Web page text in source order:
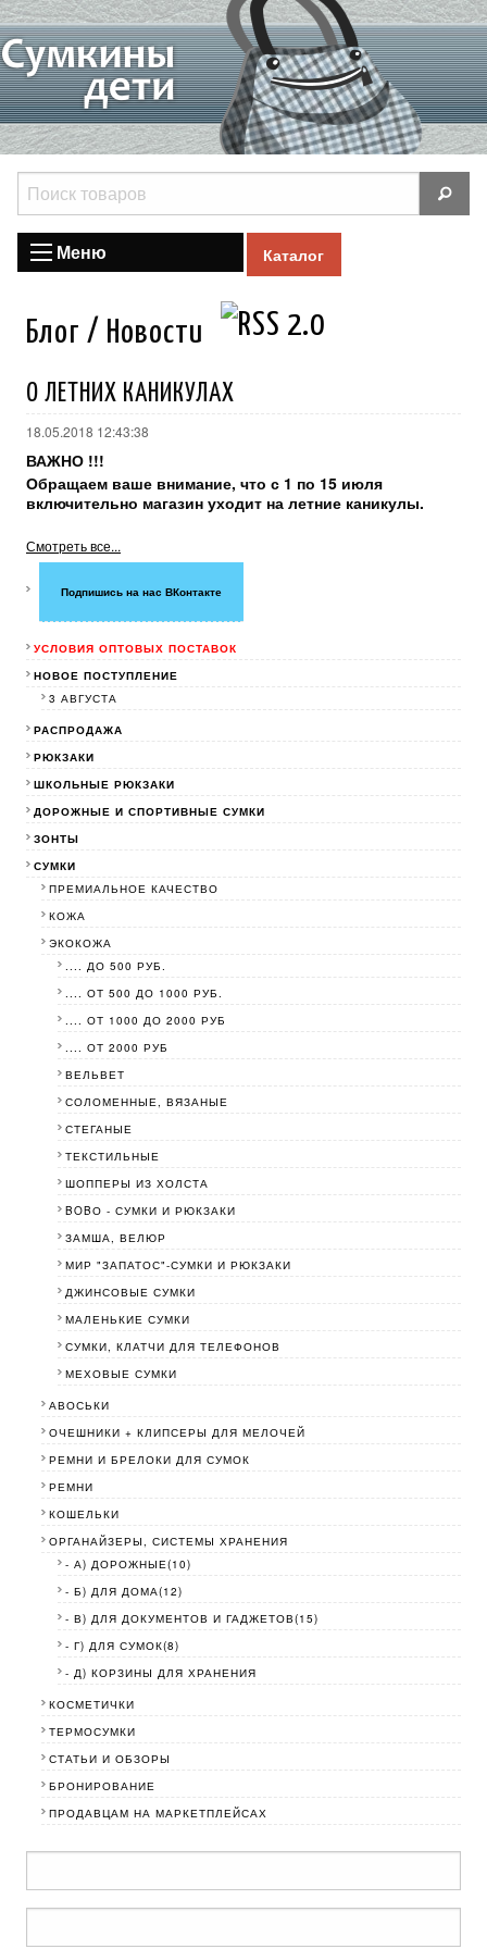
Меню Каталог
Блог / Новости
О ЛЕТНИХ КАНИКУЛАХ
18.05.2018 12:43:38
ВАЖНО !!!
Обращаем ваше внимание, что с 1 по 15 июля
включительно магазин уходит на летние каникулы.
Смотреть все...
Подпишись на нас ВКонтакте
УСЛОВИЯ ОПТОВЫХ ПОСТАВОК
НОВОЕ ПОСТУПЛЕНИЕ
3 АВГУСТА
РАСПРОДАЖА
РЮКЗАКИ
ШКОЛЬНЫЕ РЮКЗАКИ
ДОРОЖНЫЕ И СПОРТИВНЫЕ СУМКИ
ЗОНТЫ
СУМКИ
ПРЕМИАЛЬНОЕ КАЧЕСТВО
КОЖА
ЭКОКОЖА
.... ДО 500 РУБ.
.... ОТ 500 ДО 1000 РУБ.
.... ОТ 1000 ДО 2000 РУБ
.... ОТ 2000 РУБ
ВЕЛЬВЕТ
СОЛОМЕННЫЕ, ВЯЗАНЫЕ
СТЕГАНЫЕ
ТЕКСТИЛЬНЫЕ
ШОППЕРЫ ИЗ ХОЛСТА
BOBО - СУМКИ И РЮКЗАКИ
ЗАМША, ВЕЛЮР
МИР "ЗАПАТОС"-СУМКИ И РЮКЗАКИ
ДЖИНСОВЫЕ СУМКИ
МАЛЕНЬКИЕ СУМКИ
СУМКИ, КЛАТЧИ ДЛЯ ТЕЛЕФОНОВ
МЕХОВЫЕ СУМКИ
АВОСЬКИ
ОЧЕШНИКИ + КЛИПСЕРЫ ДЛЯ МЕЛОЧЕЙ
РЕМНИ И БРЕЛОКИ ДЛЯ СУМОК
РЕМНИ
КОШЕЛЬКИ
ОРГАНАЙЗЕРЫ, СИСТЕМЫ ХРАНЕНИЯ
- А) ДОРОЖНЫЕ(10)
- Б) ДЛЯ ДОМА(12)
- В) ДЛЯ ДОКУМЕНТОВ И ГАДЖЕТОВ(15)
- Г) ДЛЯ СУМОК(8)
- Д) КОРЗИНЫ ДЛЯ ХРАНЕНИЯ
КОСМЕТИЧКИ
ТЕРМОСУМКИ
СТАТЬИ И ОБЗОРЫ
БРОНИРОВАНИЕ
ПРОДАВЦАМ НА МАРКЕТПЛЕЙСАХ